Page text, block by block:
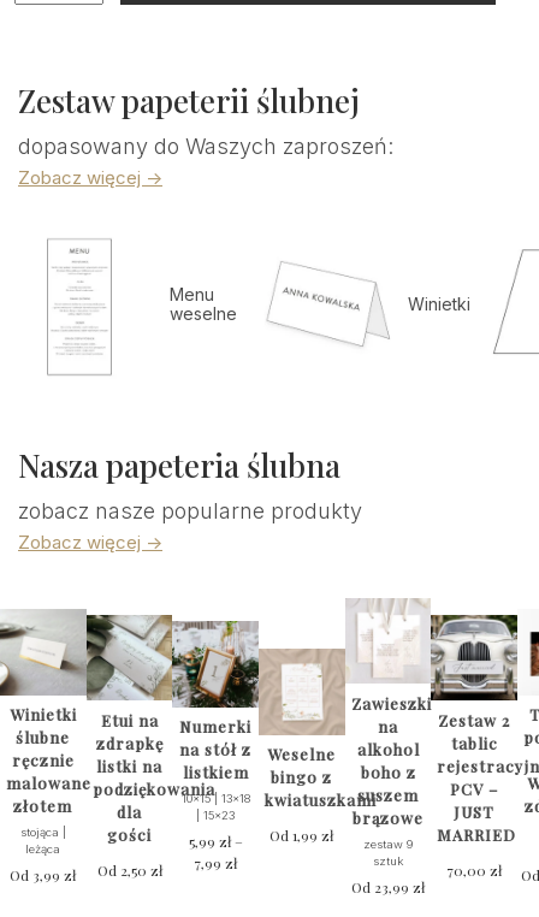
Zestaw papeterii ślubnej
dopasowany do Waszych zaproszeń:
Zobacz więcej ->
Menu
weselne
Winietki
Nasza papeteria ślubna
zobacz nasze popularne produkty
Zobacz więcej ->
Winietki
ślubne
ręcznie
malowane
złotem
stojąca |
leżąca
Od 3,99zł
Etui na
zdrapkę
listki na
podziękowania
dla
gości
Od 2,50 zł
Numerki
na stół z
listkiem
10x15 | 13x18
| 15x23
5,99 zł –
7,99złZakres
Weselne
bingo z
kwiatuszkami
Od1,99zł
Zawieszki
na
alkohol
boho z
suszem
brązowe
zestaw 9
sztuk
Od 23,99zł
Zestaw 2
tablic
PCV –
JUST
MARRIED
70,00zł